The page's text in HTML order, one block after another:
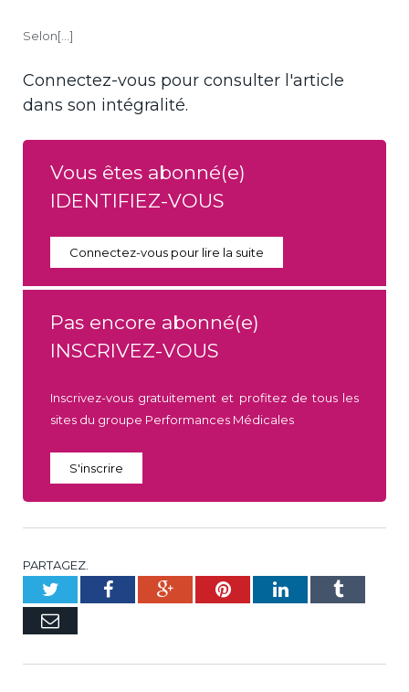
Selon[...]
Connectez-vous pour consulter l'article
dans son intégralité.
Vous êtes abonné(e)
IDENTIFIEZ-VOUS
Connectez-vous pour lire la suite
Pas encore abonné(e)
INSCRIVEZ-VOUS
Inscrivez-vous gratuitement et profitez de tous les
sites du groupe Performances Médicales
S'inscrire
PARTAGEZ.
TwitterFacebookGoogle+PinterestLinkedInTumblr
E-